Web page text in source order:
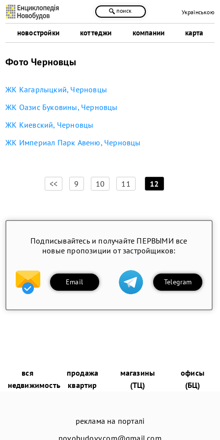
новостройки коттеджи компании карта
поиск Українською
Фото Черновцы
ЖК Кагарлыцкий, Черновцы
ЖК Оазис Буковины, Черновцы
ЖК Киевский, Черновцы
ЖК Империал Парк Авеню, Черновцы
<< 9 10 11
[
12
Подписывайтесь и получайте ПЕРВЫМИ все
новые пропозиции от застройщиков:
Email Telegram
вся
недвижимость
продажа
квартир
магазины
(ТЦ)
офисы
(БЦ)
реклама на порталі
novobudovy.com@gmail.com